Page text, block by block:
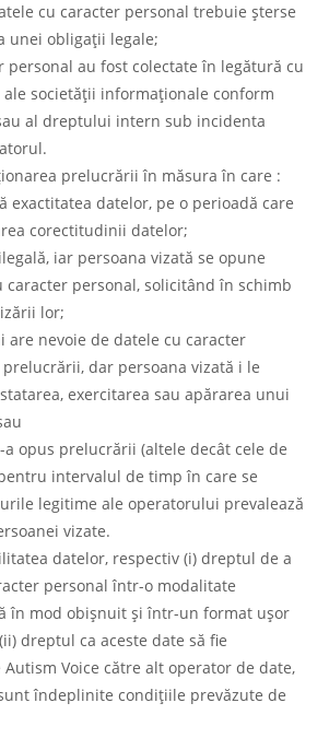
cu caracter personal trebuie șterse
unei obligații legale;
personal au fost colectate în legătură cu
societății informaționale conform
al dreptului intern sub incidenta
prelucrării în măsura în care :
exactitatea datelor, pe o perioadă care
corectitudinii datelor;
iar persoana vizată se opune
personal, solicitând în schimb
lor;
are nevoie de datele cu caracter
dar persoana vizată i le
exercitarea sau apărarea unui
a opus prelucrării (altele decât cele de
intervalul de timp în care se
legitime ale operatorului prevalează
vizate.
datelor, respectiv (i) dreptul de a
personal într-o modalitate
în mod obișnuit și într-un format ușor
dreptul ca aceste date să fie
Voice către alt operator de date,
îndeplinite condițiile prevăzute de